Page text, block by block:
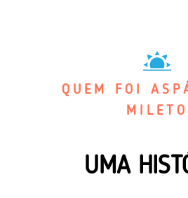
QUEM FOI
MILETO
UMA